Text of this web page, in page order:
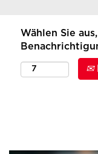
Wählen Sie